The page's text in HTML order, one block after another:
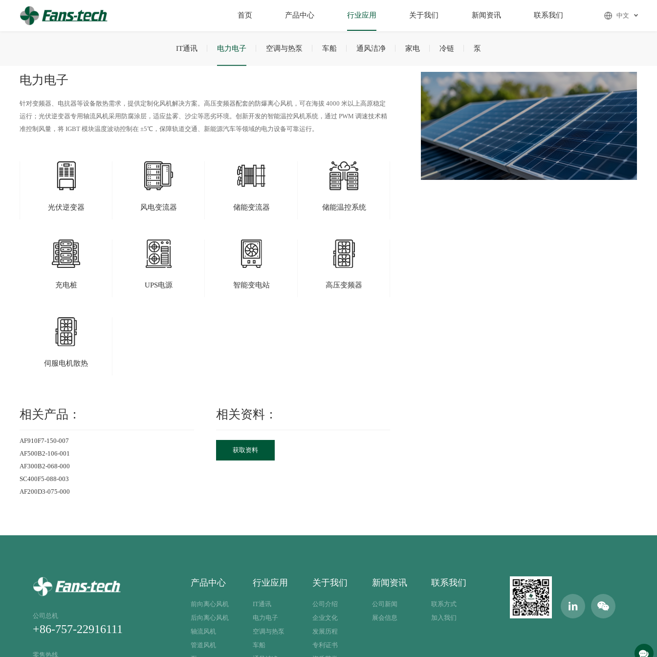
首页 产品中心 行业应用 关于我们 新闻资讯 联系我们 中文
IT通讯 电力电子 空调与热泵 车船 通风洁净 家电 冷链 泵
电力电子
针对变频器、电抗器等设备散热需求，提供定制化风机解决方案。高压变频器配套的防爆离心风机，可在海拔 4000 米以上高原稳定
运行；光伏逆变器专用轴流风机采用防腐涂层，适应盐雾、沙尘等恶劣环境。创新开发的智能温控风机系统，通过 PWM 调速技术精
准控制风量，将 IGBT 模块温度波动控制在 ±5℃，保障轨道交通、新能源汽车等领域的电力设备可靠运行。
光伏逆变器 风电变流器 储能变流器 储能温控系统
充电桩 UPS电源 智能变电站 高压变频器
伺服电机散热
相关产品：
AF910F7-150-007
AF500B2-106-001
AF300B2-068-000
SC400F5-088-003
AF200D3-075-000
相关资料：
获取资料
公司总机
+86-757-22916111
零售热线
产品中心
前向离心风机
后向离心风机
轴流风机
管道风机
行业应用
IT通讯
电力电子
空调与热泵
车船
关于我们
公司介绍
企业文化
发展历程
专利证书
新闻资讯
公司新闻
展会信息
联系我们
联系方式
加入我们